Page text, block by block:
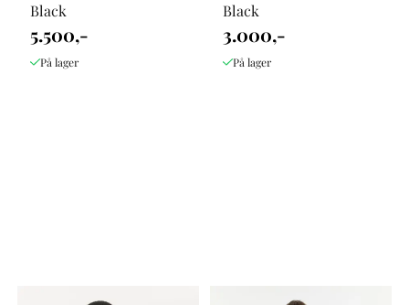
Black
5.500,-
På lager
Black
3.000,-
På lager